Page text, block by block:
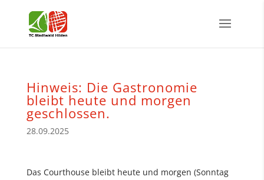
Hinweis: Die Gastronomie
bleibt heute und morgen
geschlossen.
28.09.2025
Das Courthouse bleibt heute und morgen (Sonntag